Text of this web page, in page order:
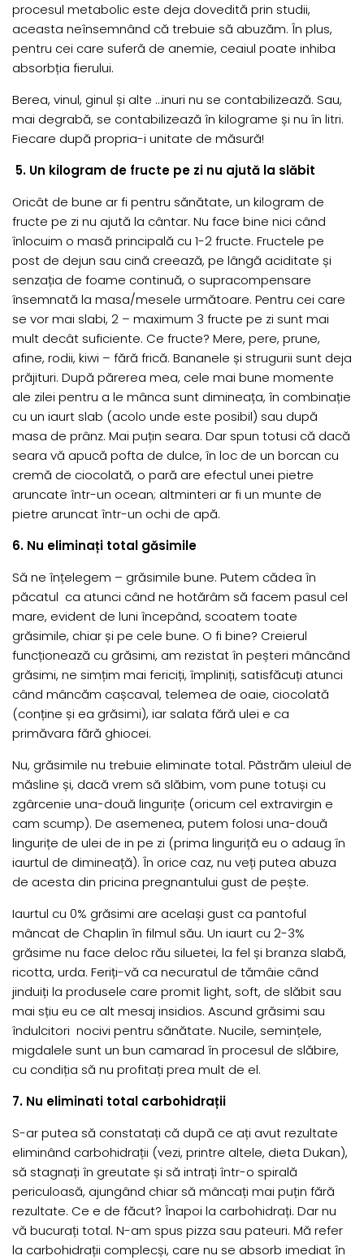
procesul metabolic este deja dovedită prin studii,
aceasta neînsemnând că trebuie să abuzăm. În plus,
pentru cei care suferă de anemie, ceaiul poate inhiba
absorbția fierului.
Berea, vinul, ginul și alte …inuri nu se contabilizează. Sau,
mai degrabă, se contabilizează în kilograme și nu în litri.
Fiecare după propria-i unitate de măsură!
5. Un kilogram de fructe pe zi nu ajută la slăbit
Oricât de bune ar fi pentru sănătate, un kilogram de
fructe pe zi nu ajută la cântar. Nu face bine nici când
înlocuim o masă principală cu 1-2 fructe. Fructele pe
post de dejun sau cină creează, pe lângă aciditate și
senzația de foame continuă, o supracompensare
însemnată la masa/mesele următoare. Pentru cei care
se vor mai slabi, 2 – maximum 3 fructe pe zi sunt mai
mult decât suficiente. Ce fructe? Mere, pere, prune,
afine, rodii, kiwi – fără frică. Bananele și strugurii sunt deja
prăjituri. După părerea mea, cele mai bune momente
ale zilei pentru a le mânca sunt dimineața, în combinație
cu un iaurt slab (acolo unde este posibil) sau după
masa de prânz. Mai puțin seara. Dar spun totusi că dacă
seara vă apucă pofta de dulce, în loc de un borcan cu
cremă de ciocolată, o pară are efectul unei pietre
aruncate într-un ocean; altminteri ar fi un munte de
pietre aruncat într-un ochi de apă.
6. Nu eliminați total găsimile
Să ne înțelegem – grăsimile bune. Putem cădea în
păcatul ca atunci când ne hotărâm să facem pasul cel
mare, evident de luni începând, scoatem toate
grăsimile, chiar și pe cele bune. O fi bine? Creierul
funcționează cu grăsimi, am rezistat în peșteri mâncând
grăsimi, ne simțim mai fericiți, împliniți, satisfăcuți atunci
când mâncăm cașcaval, telemea de oaie, ciocolată
(conține și ea grăsimi), iar salata fără ulei e ca
primăvara fără ghiocei.
Nu, grăsimile nu trebuie eliminate total. Păstrăm uleiul de
măsline și, dacă vrem să slăbim, vom pune totuși cu
zgârcenie una-două lingurițe (oricum cel extravirgin e
cam scump). De asemenea, putem folosi una-două
lingurițe de ulei de in pe zi (prima linguriță eu o adaug în
iaurtul de dimineață). În orice caz, nu veți putea abuza
de acesta din pricina pregnantului gust de pește.
Iaurtul cu 0% grăsimi are același gust ca pantoful
mâncat de Chaplin în filmul său. Un iaurt cu 2-3%
grăsime nu face deloc rău siluetei, la fel și branza slabă,
ricotta, urda. Feriți-vă ca necuratul de tămâie când
jinduiți la produsele care promit light, soft, de slăbit sau
mai sțiu eu ce alt mesaj insidios. Ascund grăsimi sau
îndulcitori nocivi pentru sănătate. Nucile, semințele,
migdalele sunt un bun camarad în procesul de slăbire,
cu condiția să nu profitați prea mult de el.
7. Nu eliminati total carbohidrații
S-ar putea să constatați că după ce ați avut rezultate
eliminând carbohidrații (vezi, printre altele, dieta Dukan),
să stagnați în greutate și să intrați într-o spirală
periculoasă, ajungând chiar să mâncați mai puțin fără
rezultate. Ce e de făcut? Înapoi la carbohidrați. Dar nu
vă bucurați total. N-am spus pizza sau pateuri. Mă refer
la carbohidrații complecși, care nu se absorb imediat în